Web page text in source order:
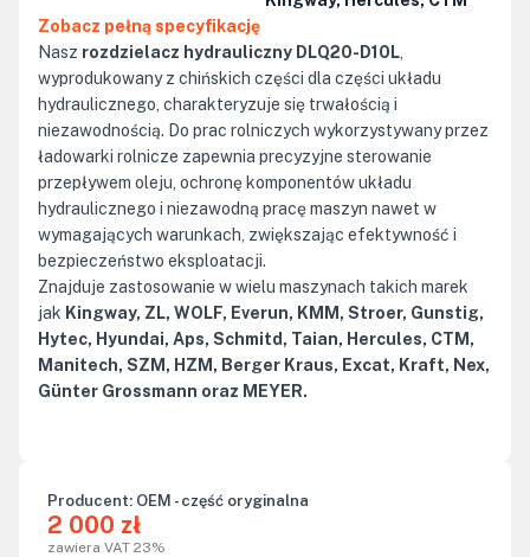
Zobacz pełną specyfikację
Nasz rozdzielacz hydrauliczny DLQ20-D10L
wyprodukowany z chińskich części dla części układu
hydraulicznego, charakteryzuje się trwałością i
niezawodnością. Do prac rolniczych wykorzystywany przez
ładowarki rolnicze zapewnia precyzyjne sterowanie
przepływem oleju, ochronę komponentów układu
hydraulicznego i niezawodną pracę maszyn nawet w
wymagających warunkach, zwiększając efektywność i
bezpieczeństwo eksploatacji.
Znajduje zastosowanie w wielu maszynach takich marek
jak Kingway, ZL, WOLF, Everun, KMM, Stroer, Gunstig,
Hytec, Hyundai, Aps, Schmitd, Taian, Hercules, CTM,
Manitech, SZM, HZM, Berger Kraus, Excat, Kraft, Nex,
Günter Grossmann oraz MEYER.
Producent: OEM - część oryginalna
2 000 zł
zawiera VAT 23%